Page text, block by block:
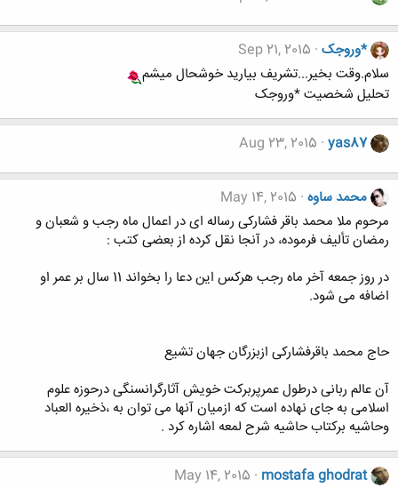
*وروجک Sep 21, 2015
سلام.وقت بخیر...تشریف بیارید خوشحال میشم
تحلیل شخصیت *وروجک
yas87
Aug 23, 2015
محمد ساوه May 14, 2015
مرحوم ملا محمد باقر فشارکی رساله ای در اعمال ماه رجب و شعبان و
رمضان تألیف فرموده، در آنجا نقل کرده از بعضی کتب :
در روز جمعه آخر ماه رجب هرکس این دعا را بخواند 11 سال بر عمر او
اضافه می شود.
حاج محمد باقرفشارکی ازبزرگان جهان تشیع
آن عالم ربانی درطول عمرپربرکت خویش آثارگرانسنگی درحوزه علوم
اسلامی به جای نهاده است که ازمیان آنها می توان به ،ذخیره العباد
وحاشیه برکتاب حاشیه شرح لمعه اشاره کرد .
mostafa ghodrat
May 14, 2015